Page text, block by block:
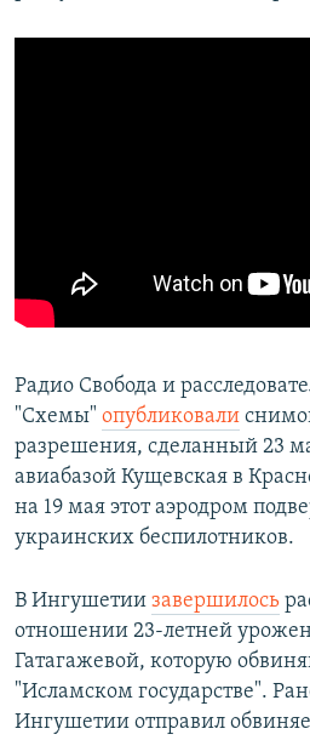
Радио Свобода и
"Схемы" опубликовали
разрешения, сделанный 23
авиабазой Кущевская в
на 19 мая этот аэродром
украинских беспилотников.
В Ингушетии завершилось
отношении 23-летней
Гатагажевой, которую
"Исламском государстве".
Ингушетии отправил